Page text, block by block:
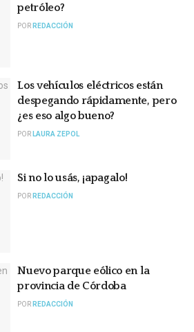
petróleo?
POR REDACCIÓN
Los vehículos eléctricos están
despegando rápidamente, pero
¿es eso algo bueno?
POR LAURA ZEPOL
Si no lo usás, ¡apagalo!
POR REDACCIÓN
Nuevo parque eólico en la
provincia de Córdoba
POR REDACCIÓN